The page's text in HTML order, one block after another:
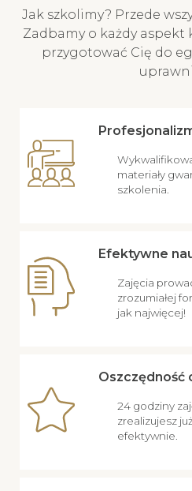
Jak szkolimy? Przede
Zadbamy o każdy aspekt
przygotować Cię do
materiały
szkolenia.
Efektywne
Zajęcia
zrozumiałej
jak najwięcej!
Oszczędność
24 godziny
zrealizujesz
efektywnie.